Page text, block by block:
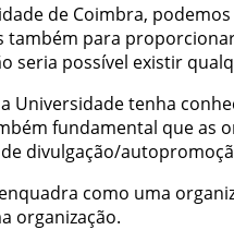
de Coimbra, podemos
também para
seria possível existir
a Universidadetenha
fundamental queas
de divulgação/
enquadra como uma
organização.